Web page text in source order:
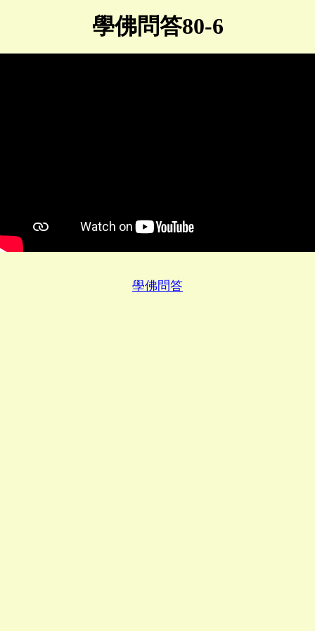
學佛問答80-6
學佛問答